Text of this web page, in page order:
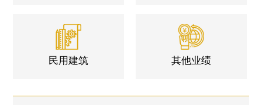
民用建筑 其他业绩